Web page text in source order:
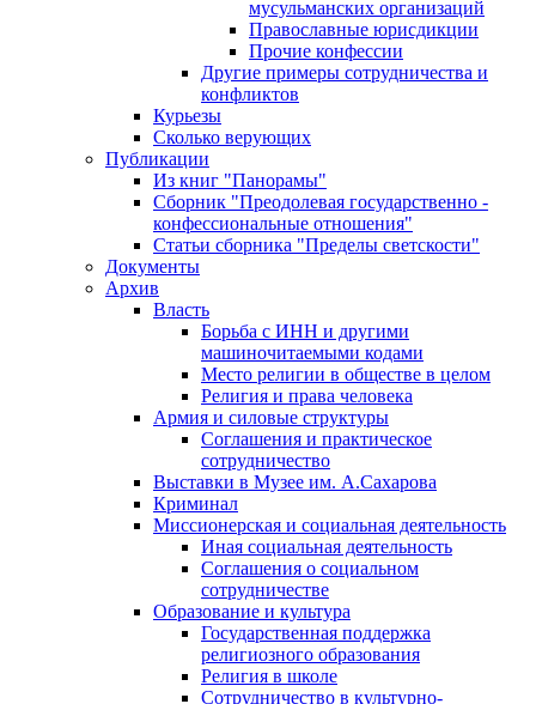
мусульманских организаций
Православные юрисдикции
Прочие конфессии
Другие примеры сотрудничества и
конфликтов
Курьезы
Сколько верующих
Публикации
Из книг "Панорамы"
Сборник "Преодолевая государственно -
конфессиональные отношения"
Статьи сборника "Пределы светскости"
Документы
Архив
Власть
Борьба с ИНН и другими
машиночитаемыми кодами
Место религии в обществе в целом
Религия и права человека
Армия и силовые структуры
Соглашения и практическое
сотрудничество
Выставки в Музее им. А.Сахарова
Криминал
Миссионерская и социальная деятельность
Иная социальная деятельность
Соглашения о социальном
сотрудничестве
Образование и культура
Государственная поддержка
религиозного образования
Религия в школе
Сотрудничество в культурно-